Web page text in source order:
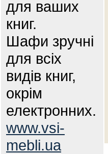
для ваших
книг.
Шафи зручні
для всіх
видів книг,
окрім
електронних.
www.vsi-
mebli.ua